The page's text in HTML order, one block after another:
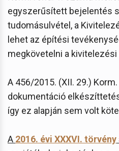
egyszerűsített bejelentés
tudomásulvétel, a
lehet az építési
megkövetelni a
A 456/2015. (XII. 29.)
dokumentáció
így ez alapján sem volt
A 2016. évi XXXVI. törvény